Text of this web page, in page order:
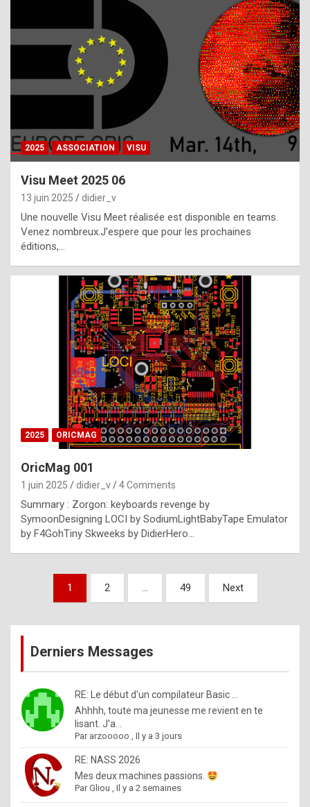
h
a
t
t
e
b
e
s
t
p
h
o
n
y
l
e
x
a
%
m
a
d
b
y
2025 ASSOCIATION VISU
Visu Meet 2025 06
13 juin 2025 didier_v
Une nouvelle Visu Meet réalisée est disponible en teams.
Venez nombreux.J’espere que pour les prochaines
éditions,…
2025 ORICMAG
OricMag 001
1 juin 2025 didier_v 4 Comments
Summary : Zorgon: keyboards revenge by
SymoonDesigning LOCI by SodiumLightBabyTape Emulator
by F4GohTiny Skweeks by DidierHero…
Pagination
publications
1 2 … 49 Next
Derniers Messages
RE: Le début d'un compilateur Basic ...
Ahhhh, toute ma jeunesse me revient en te
lisant. J'a...
Par arzooooo ,Il y a 3 jours
RE: NASS 2026
Mes deux machines passions.
ParGliou ,Il y a 2 semaines